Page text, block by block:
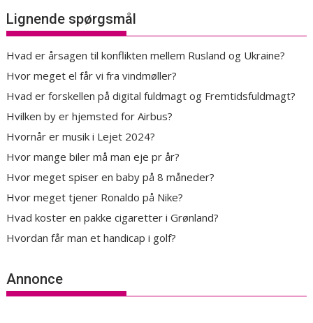
Lignende spørgsmål
Hvad er årsagen til konflikten mellem Rusland og Ukraine?
Hvor meget el får vi fra vindmøller?
Hvad er forskellen på digital fuldmagt og Fremtidsfuldmagt?
Hvilken by er hjemsted for Airbus?
Hvornår er musik i Lejet 2024?
Hvor mange biler må man eje pr år?
Hvor meget spiser en baby på 8 måneder?
Hvor meget tjener Ronaldo på Nike?
Hvad koster en pakke cigaretter i Grønland?
Hvordan får man et handicap i golf?
Annonce